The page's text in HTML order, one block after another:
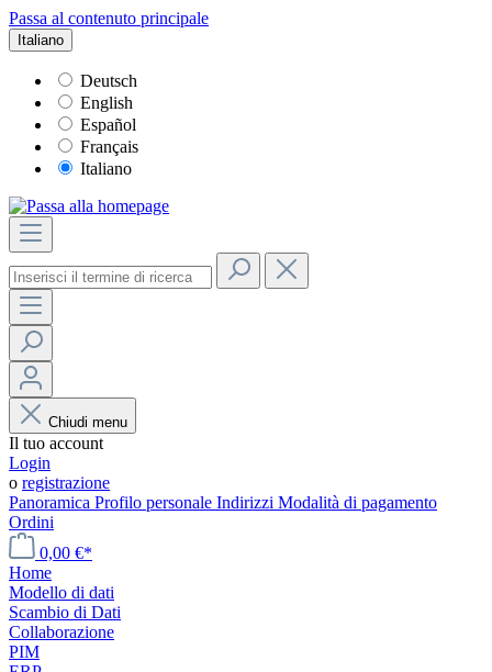
Passa al contenuto principale
Italiano
Deutsch
English
Español
Français
Italiano
Chiudi menu
Il tuo account
Login
o registrazione
Panoramica Profilo personale Indirizzi Modalità di pagamento
Ordini
0,00 €*
Home
Modello di dati
Scambio di Dati
Collaborazione
PIM